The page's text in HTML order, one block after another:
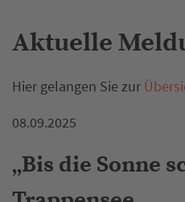
Aktuelle
Hier gelangen Sie zur
08.09.2025
„Bis die Sonne